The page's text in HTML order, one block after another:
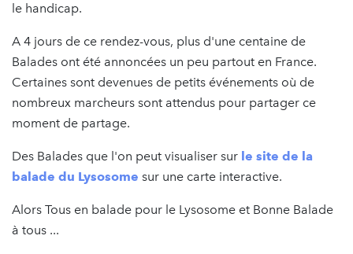
le handicap.
A 4 jours de ce rendez-vous, plus d'une centaine de
Balades ont été annoncées un peu partout en France.
Certaines sont devenues de petits événements où de
nombreux marcheurs sont attendus pour partager ce
moment de partage.
Des Balades que l'on peut visualiser sur le site de la
balade du Lysosome sur une carte interactive.
Alors Tous en balade pour le Lysosome et Bonne Balade
à tous ...